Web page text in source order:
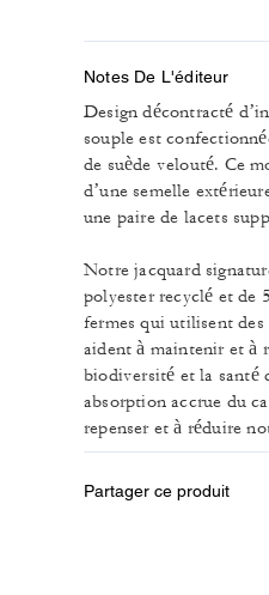
Notes De L'éditeur
Design décontracté
souple est
de suède velouté. Ce
d’une semelle
une paire de lacets
Notre jacquard
polyester recyclé et de
fermes qui utilisent des
aident à maintenir et à
biodiversité et la santé
absorption accrue du
repenser et à réduire
Partager ce produit